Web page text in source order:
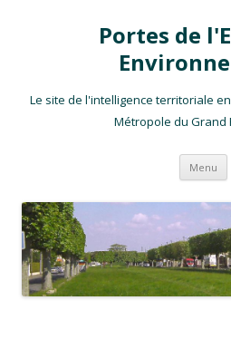
Portes de
Le site de l'intelligence territoriale en
Métropole du Grand
Menu